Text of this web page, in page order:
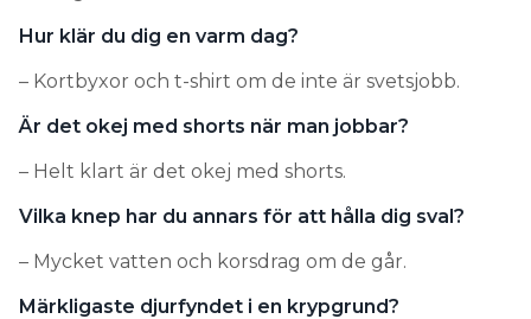
Hur klär du dig en varm dag?
– Kortbyxor och t-shirt om de inte är svetsjobb.
Är det okej med shorts när man jobbar?
– Helt klart är det okej med shorts.
Vilka knep har du annars för att hålla dig sval?
– Mycket vatten och korsdrag om de går.
Märkligaste djurfyndet i en krypgrund?